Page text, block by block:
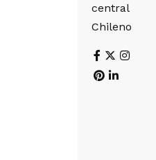
central
Chileno